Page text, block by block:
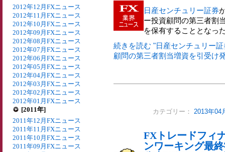
2012年12月FXニュース
2012年11月FXニュース
2012年10月FXニュース
2012年09月FXニュース
2012年08月FXニュース
2012年07月FXニュース
2012年06月FXニュース
2012年05月FXニュース
2012年04月FXニュース
2012年03月FXニュース
2012年02月FXニュース
2012年01月FXニュース
[2011年]
2011年12月FXニュース
2011年11月FXニュース
2011年10月FXニュース
2011年09月FXニュース
日産センチュリー証券
ー投資顧問の第三者割
を保有することとなっ
続きを読む "日産センチュリー
顧問の第三者割当増資を引受け
カテゴリー： 2013年04
FXトレードフィ
ンワーキング最